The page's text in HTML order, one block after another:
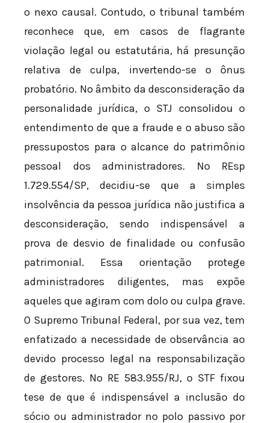
o nexo causal. Contudo, o tribunal também
reconhece que, em casos de flagrante
violação legal ou estatutária, há presunção
relativa de culpa, invertendo-se o ônus
probatório. No âmbito da desconsideração da
personalidade jurídica, o STJ consolidou o
entendimento de que a fraude e o abuso são
pressupostos para o alcance do patrimônio
pessoal dos administradores. No REsp
1.729.554/SP, decidiu-se que a simples
insolvência da pessoa jurídica não justifica a
desconsideração, sendo indispensável a
prova de desvio de finalidade ou confusão
patrimonial. Essa orientação protege
administradores diligentes, mas expõe
aqueles que agiram com dolo ou culpa grave.
O Supremo Tribunal Federal, por sua vez, tem
enfatizado a necessidade de observância ao
devido processo legal na responsabilização
de gestores. No RE 583.955/RJ, o STF fixou
tese de que é indispensável a inclusão do
sócio ou administrador no polo passivo por